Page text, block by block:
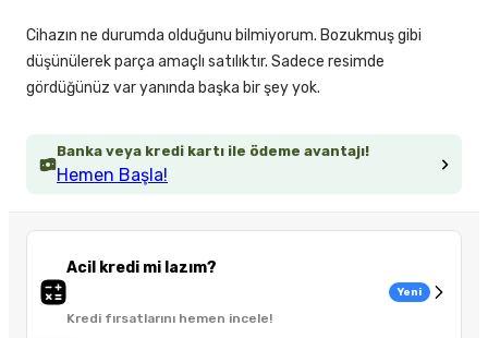
Banka veya kredi kartı ile ödeme avantajı!
Hemen Başla!
Acil kredi mi lazım?
Kredi fırsatlarını hemen incele!
Yeni
Cihazın ne durumda olduğunu bilmiyorum. Bozukmuş gibi
düşünülerek parça amaçlı satılıktır. Sadece resimde
gördüğünüz var yanında başka bir şey yok.